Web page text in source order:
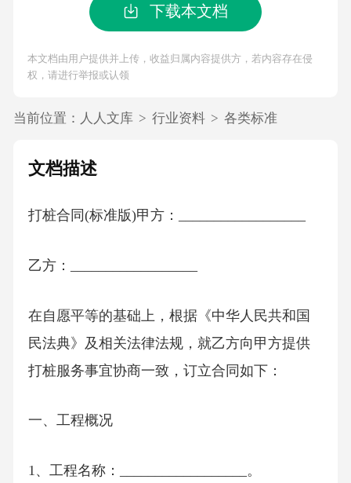
下载本文档
本文档由用户提供并上传，收益归属内容提供方，若内容存在侵
权，请进行举报或认领
当前位置： 人人文库 > 行业资料 > 各类标准
文档描述
打桩合同(标准版)甲方：__________________
乙方：__________________
在自愿平等的基础上，根据《中华人民共和国
民法典》及相关法律法规，就乙方向甲方提供
打桩服务事宜协商一致，订立合同如下：
一、工程概况
1、工程名称：__________________。